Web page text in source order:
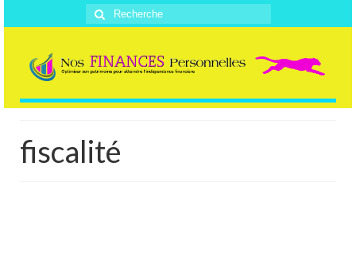
Rechercher
:
fiscalité